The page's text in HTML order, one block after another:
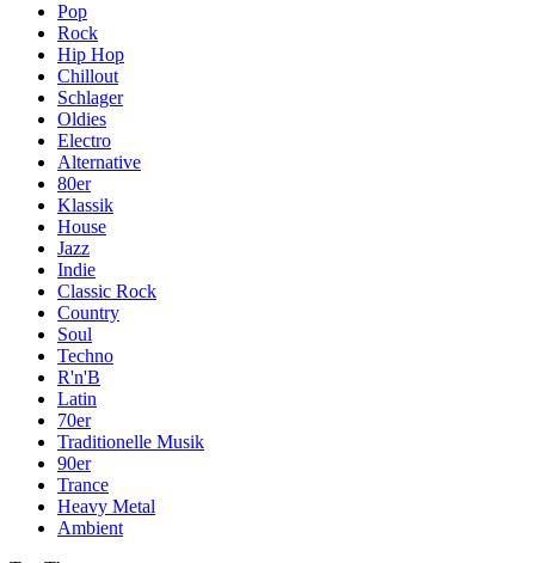
Pop
Rock
Hip Hop
Chillout
Schlager
Oldies
Electro
Alternative
80er
Klassik
House
Jazz
Indie
Classic Rock
Country
Soul
Techno
R'n'B
Latin
70er
Traditionelle Musik
90er
Trance
Heavy Metal
Ambient